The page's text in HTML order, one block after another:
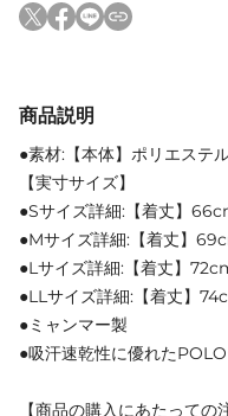
商品説明
●素材:【本体】ポリエステ
【実寸サイズ】
●Sサイズ詳細:【着丈】
●Mサイズ詳細:【着丈】
●Lサイズ詳細:【着丈】
●LLサイズ詳細:【着丈】
●ミャンマー製
●吸汗速乾性に優れた
【商品の購入にあたっての